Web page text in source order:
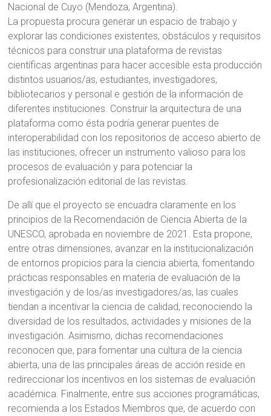
Nacional de Cuyo (Mendoza, Argentina).
La propuesta procura generar un espacio de trabajo y
explorar las condiciones existentes, obstáculos y requisitos
técnicos para construir una plataforma de revistas
científicas argentinas para hacer accesible esta producción
distintos usuarios/as, estudiantes, investigadores,
bibliotecarios y personal e gestión de la información de
diferentes instituciones. Construir la arquitectura de una
plataforma como ésta podría generar puentes de
interoperabilidad con los repositorios de acceso abierto de
las instituciones, ofrecer un instrumento valioso para los
procesos de evaluación y para potenciar la
profesionalización editorial de las revistas.
De allí que el proyecto se encuadra claramente en los
principios de la Recomendación de Ciencia Abierta de la
UNESCO, aprobada en noviembre de 2021. Esta propone,
entre otras dimensiones, avanzar en la institucionalización
de entornos propicios para la ciencia abierta, fomentando
prácticas responsables en materia de evaluación de la
investigación y de los/as investigadores/as, las cuales
tiendan a incentivar la ciencia de calidad, reconociendo la
diversidad de los resultados, actividades y misiones de la
investigación. Asimismo, dichas recomendaciones
reconocen que, para fomentar una cultura de la ciencia
abierta, una de las principales áreas de acción reside en
redireccionar los incentivos en los sistemas de evaluación
académica. Finalmente, entre sus acciones programáticas,
recomienda a los Estados Miembros que, de acuerdo con